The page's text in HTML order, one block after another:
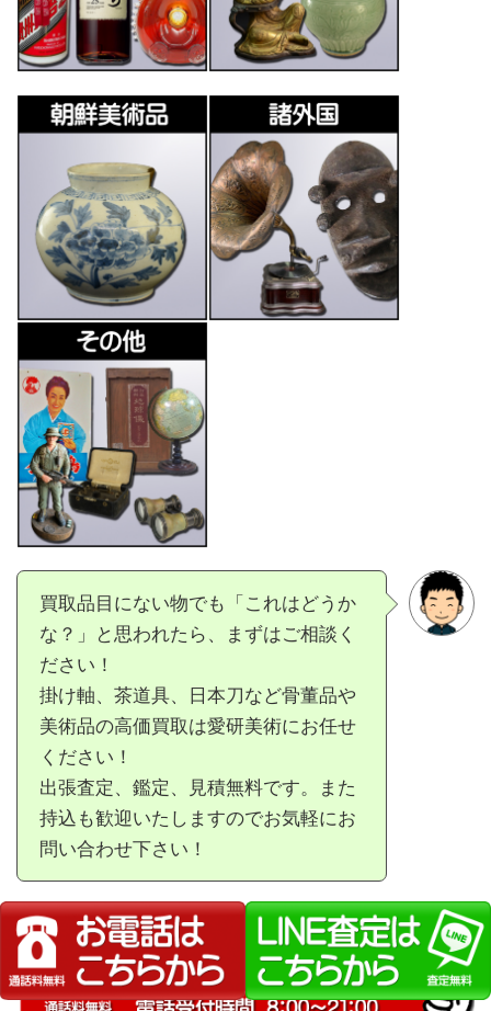
買取品目にない物でも「これはどうか
な？」と思われたら、まずはご相談く
ださい！
掛け軸、茶道具、日本刀など骨董品や
美術品の高価買取は愛研美術にお任せ
ください！
出張査定、鑑定、見積無料です。また
持込も歓迎いたしますのでお気軽にお
問い合わせ下さい！